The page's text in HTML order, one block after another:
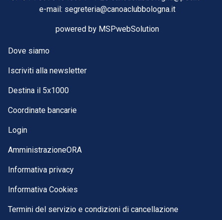
e-mail: segreteria@canoaclubbologna.it
powered by MSPwebSolution
Dove siamo
Iscriviti alla newsletter
Destina il 5x1000
Coordinate bancarie
Login
AmministrazioneORA
Informativa privacy
Informativa Cookies
Termini del servizio e condizioni di cancellazione